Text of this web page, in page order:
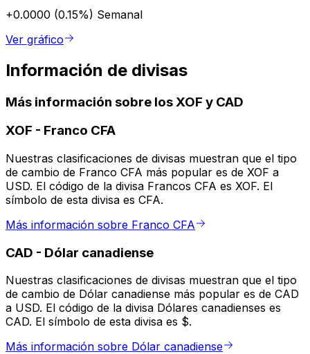
+0.0000 (0.15%) Semanal
Ver gráfico
Información de divisas
Más información sobre los XOF y CAD
XOF - Franco CFA
Nuestras clasificaciones de divisas muestran que el tipo
de cambio de Franco CFA más popular es de XOF a
USD. El código de la divisa Francos CFA es XOF. El
símbolo de esta divisa es CFA.
Más información sobre Franco CFA
CAD - Dólar canadiense
Nuestras clasificaciones de divisas muestran que el tipo
de cambio de Dólar canadiense más popular es de CAD
a USD. El código de la divisa Dólares canadienses es
CAD. El símbolo de esta divisa es $.
Más información sobre Dólar canadiense